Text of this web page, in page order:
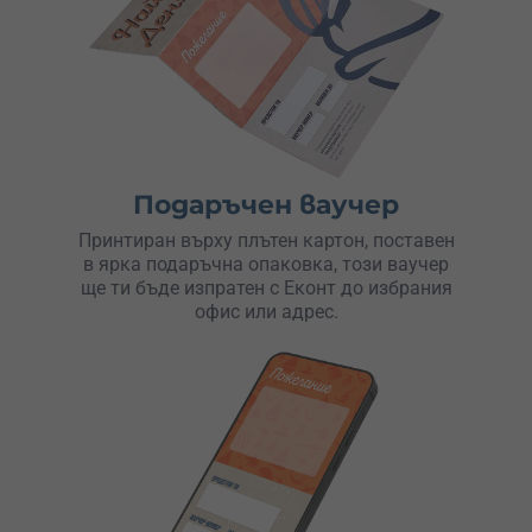
Даяна 01.05.2021 Уникален е скокът от Клисура!
Изключително добро отношение , предразполагат те и
изживяването е незабравимо. Скочих три пъти!
Препоръчвам на всеки.
Мирослав Ананиев 25.07.2020 Страхотни хора! Скока
беше супер, Писанец има уникална гледка!
Препоръчвам Ви на всички! До скоро виждане! Дори и
накрая на деня са усмихнати и бъзиците вървят 🙂
Виктор Вълков 19.07.2020 Страхотно преживяване и
отлични професионалисти. Задължително ще повторя.
Моника Ерменкова 15.07.2019 Здравейте, Тази събота
ще кажа…… Неописуемо преживяване! Невероятен
адреналин! Чудесен екип от професионалисти!
Ивон Атанасова 19.06.2019 Искам супер много да
благодаря на екипа за търпението и обясненията,
заслужаваше си, адски яко си изкарах, супер сте!
Подаръчен ваучер
Принтиран върху плътен картон, поставен
в ярка подаръчна опаковка, този ваучер
ще ти бъде изпратен с Еконт до избрания
офис или адрес.